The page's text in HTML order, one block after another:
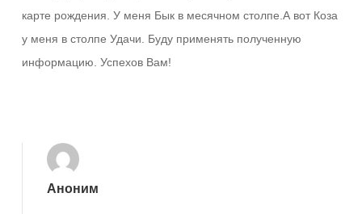
карте рождения. У меня Бык в месячном столпе.А вот Коза
у меня в столпе Удачи. Буду применять полученную
информацию. Успехов Вам!
Аноним